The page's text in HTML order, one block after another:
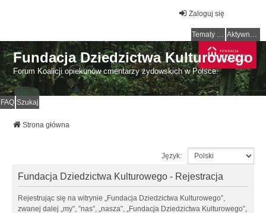
Zaloguj się
Tematy bez odpowiedzi Aktywne tematy
Fundacja Dziedzictwa Kulturowego
Forum Koalicji opiekunów cmentarzy żydowskich w Polsce.
FAQ Szukaj
Strona główna
Język:
Fundacja Dziedzictwa Kulturowego - Rejestracja
Rejestrując się na witrynie „Fundacja Dziedzictwa Kulturowego”,
zwanej dalej „my”, ”nas”, „nasza”, „Fundacja Dziedzictwa Kulturowego”,